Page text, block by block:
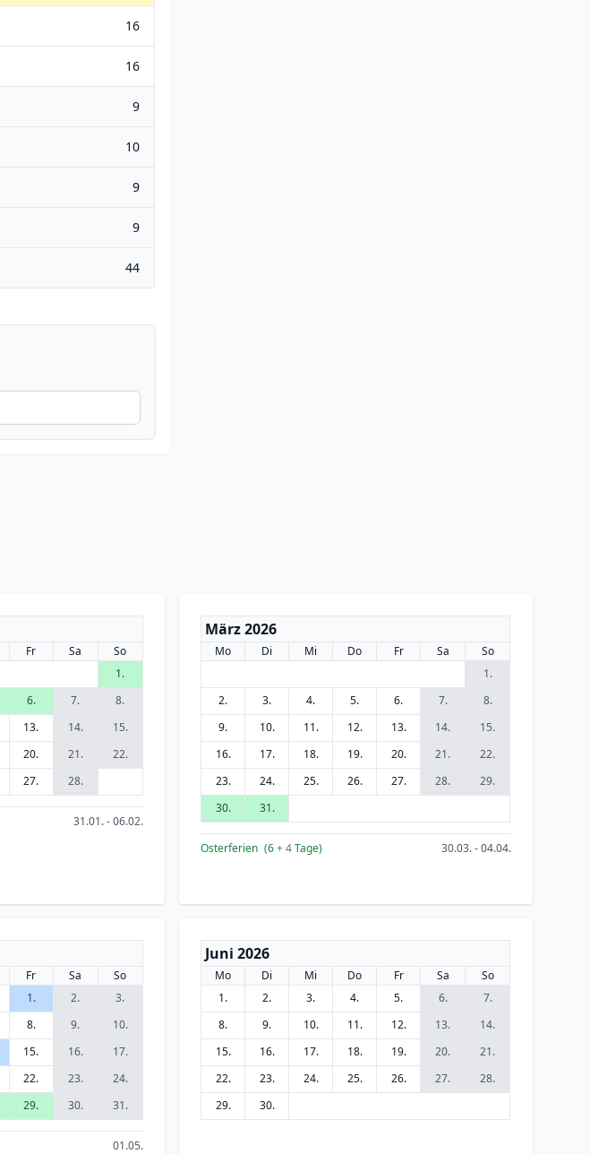
16
16
9
10
9
9
44
Fr Sa
So
1.
6. 7.
8.
13. 14.
15.
20. 21.
22.
27. 28.
31.01. - 06.02.
März 2026
Mo Di Mi Do Fr Sa
So
1.
2.
3. 4. 5. 6. 7.
8.
9.
10. 11. 12. 13. 14.
15.
16.
17. 18. 19. 20. 21.
22.
23.
24. 25. 26. 27. 28.
29.
30.
31.
Osterferien (6+ 4Tage) 30.03. - 04.04.
Fr Sa
So
1.
2.
3.
8. 9.
10.
15. 16.
17.
22. 23.
24.
29. 30. 31.
01.05.
Juni 2026
Mo Di Mi Do Fr Sa
So
1.
2. 3. 4. 5. 6.
7.
8.
9. 10. 11. 12. 13.
14.
15.
16. 17. 18. 19. 20.
21.
22.
23. 24. 25. 26. 27.
28.
29.
30.